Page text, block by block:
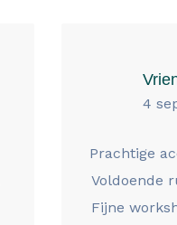
4
Prachtige
Voldoende
Fijne